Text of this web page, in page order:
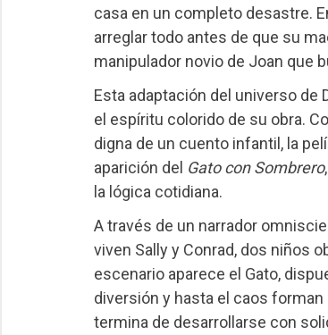
casa en un completo desastre.
arreglar todo antes de que su
manipulador novio de Joan que
Esta adaptación del universo de
el espíritu colorido de su obra.
digna de un cuento infantil, la
aparición del Gato con Sombrero
la lógica cotidiana.
A través de un narrador
viven Sally y Conrad, dos niños
escenario aparece el Gato,
diversión y hasta el caos
termina de desarrollarse con